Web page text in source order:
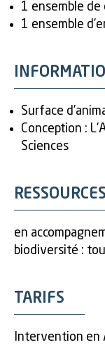
1 ensemble
1 ensemble
Surface
Conception :
Sciences
en
biodiversité :
TARIFS
Intervention en